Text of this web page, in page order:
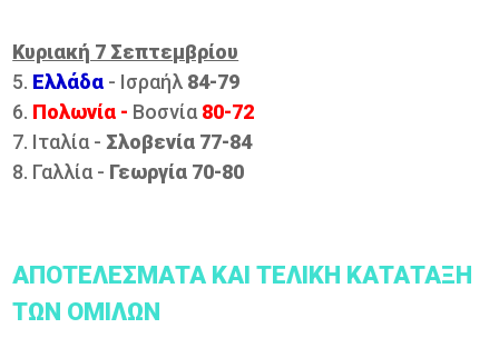
Κυριακή 7 Σεπτεμβρίου
5. Ελλάδα - Ισραήλ 84-79
6. Πολωνία - Βοσνία80-72
7. Ιταλία -Σλοβενία 77-84
8. Γαλλία - Γεωργία 70-80
ΑΠΟΤΕΛΕΣΜΑΤΑ ΚΑΙ ΤΕΛΙΚΗ ΚΑΤΑΤΑΞΗ
ΤΩΝ ΟΜΙΛΩΝ